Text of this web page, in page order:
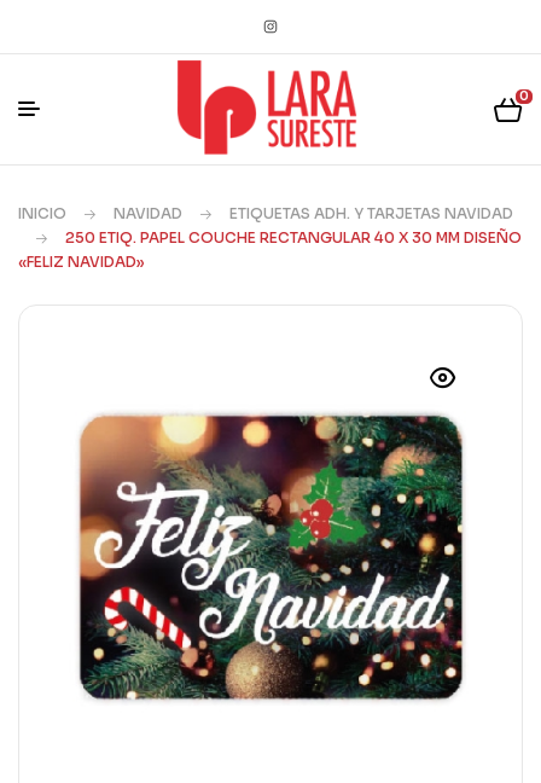
0
INICIO NAVIDAD
ETIQUETAS ADH. Y TARJETAS NAVIDAD
250 ETIQ. PAPEL COUCHE RECTANGULAR 40 X 30 MM DISEÑO
«FELIZ NAVIDAD»